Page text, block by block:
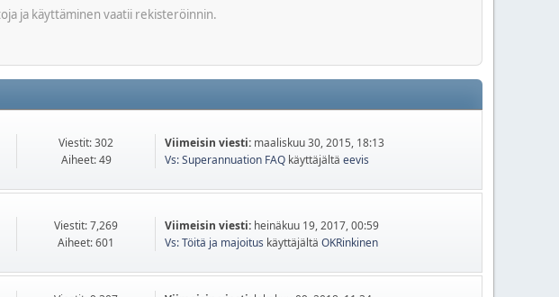
ja käyttäminen vaatii rekisteröinnin.
Viestit: 302
Aiheet: 49
Viimeisin viesti: maaliskuu 30, 2015, 18:13
Vs: Superannuation FAQ käyttäjältäeevis
Viestit: 7,269
Aiheet: 601
Viimeisin viesti: heinäkuu 19, 2017, 00:59
Vs: Töitä ja majoitus käyttäjältäOKRinkinen